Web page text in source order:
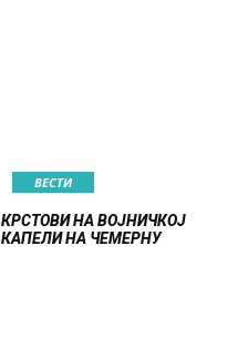
ВЕСТИ
КРСТОВИ НА ВОЈНИЧКОЈ
КАПЕЛИ НА ЧЕМЕРНУ